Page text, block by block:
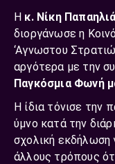
Η κ. Νίκη
διοργάνωσε η
‘Αγνωστου
αργότερα με την
Παγκόσμια Φωνή
Η ίδια τόνισε την
ύμνο κατά την
σχολική εκδήλωση
άλλους τρόπους